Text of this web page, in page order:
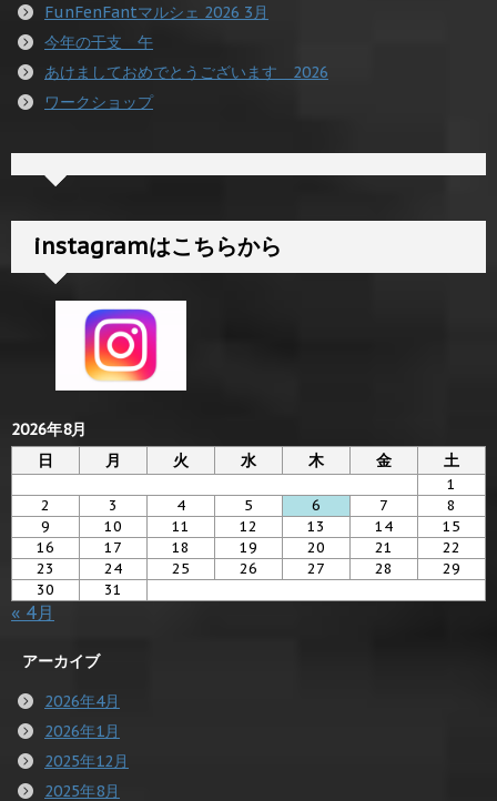
FunFenFantマルシェ 2026 3月
今年の干支 午
あけましておめでとうございます 2026
ワークショップ
instagramはこちらから
2026年8月
日
月 火 水 木 金 土
1
2
3 4 5 6 7
8
9
10 11 12 13 14
15
16
17 18 19 20 21
22
23
24 25 26 27 28
29
30
31
« 4月
アーカイブ
2026年4月
2026年1月
2025年12月
2025年8月